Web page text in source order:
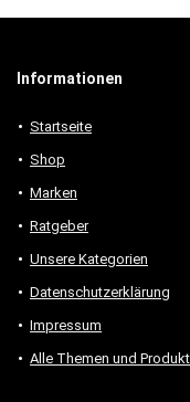
Informationen
Startseite
Shop
Marken
Ratgeber
Unsere Kategorien
Datenschutzerklärung
Impressum
Alle Themen und